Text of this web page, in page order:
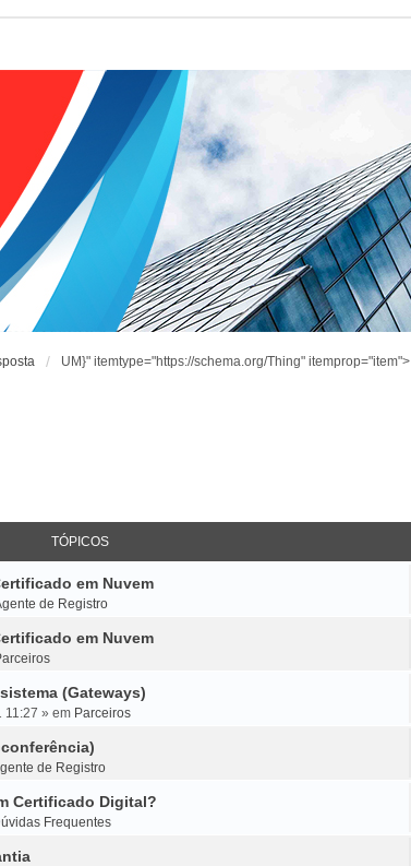
UM}" itemtype="https://schema.org/Thing" itemprop="item">
TÓPICOS
em Nuvem
de Registro
em Nuvem
(Gateways)
11:27 » em Parceiros
de Registro
Certificado Digital?
Frequentes